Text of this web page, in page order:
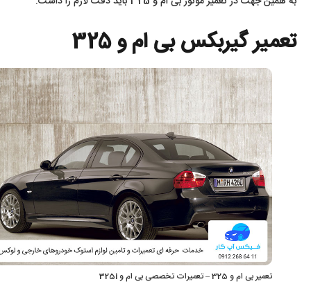
تعمیر گیربکس بی ام و 325
تعمیر بی ام و 325 – تعمیرات تخصصی بی ام و 325i